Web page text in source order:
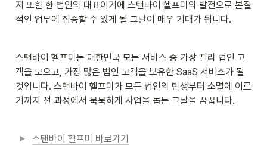
저 또한 한 법인의 대표이기에 스탠바이 헬프미의 발전으로 본질
적인 업무에 집중할 수 있게 될 그날이 매우 기대가 됩니다.
스탠바이 헬프미는 대한민국 모든 서비스 중 가장 빨리 법인 고
객을 모으고, 가장 많은 법인 고객을 보유한 SaaS 서비스가 될
것입니다. 스탠바이 헬프미가 모든 법인의 탄생부터 소멸에 이르
기까지 전 과정에서 묵묵하게 사업을 돕는 그날을 꿈꿉니다.
스탠바이 헬프미 바로가기